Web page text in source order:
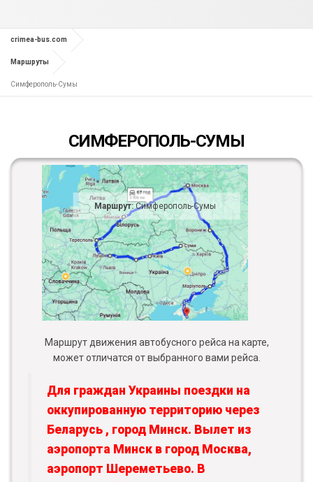
crimea-bus.com
Маршруты
Симферополь-Сумы
СИМФЕРОПОЛЬ-СУМЫ
Маршрут:Симферополь-Сумы
Маршрут движения автобусного рейса на карте,
может отличатся от выбранного вами рейса.
Для граждан Украины поездки на
оккупированную территорию через
Беларусь , город Минск. Вылет из
аэропорта Минск в город Москва,
аэропорт Шереметьево. В